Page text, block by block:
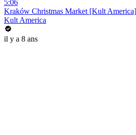
5:06
Kraków Christmas Market [Kult America]
Kult America
il y a 8 ans